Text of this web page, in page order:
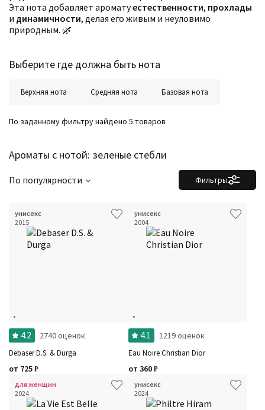
Эта нота добавляет ароматуестественности, прохлады
и динамичности, делая его живым и неуловимо
природным. 🌿
Выберите где должна быть нота
Верхняя нота Средняя нота Базовая нота
Ароматы с нотой: зеленые стебли
По заданному фильтру найдено 5 товаров
Фильтры
По популярности
Рейтинг
Стойкость Сбросить
Ноты
Бренды
унисекс
2015
4.2 2740 оценок
Debaser D.S. & Durga
от 725₽
унисекс
2004
4.1 1219 оценок
Eau Noire Christian Dior
от 360₽
для женщин
2024
унисекс
2024